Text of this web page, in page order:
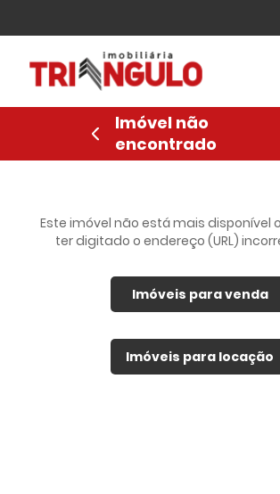
Home
Venda
Locação
Lançamentos
Financiamento
Contato
Favoritos
Anuncie
Imóvel não
encontrado
Este imóvel não está mais disponível
ter digitado o endereço (URL)
Imóveis para venda
Imóveis para locação